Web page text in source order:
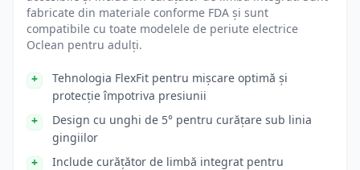
fabricate din materiale conforme FDA și sunt
compatibile cu toate modelele de periute electrice
Oclean pentru adulți.
Tehnologia FlexFit pentru mișcare optimă și
protecție împotriva presiunii
Design cu unghi de 5° pentru curățare sub linia
gingiilor
Include curățător de limbă integrat pentru